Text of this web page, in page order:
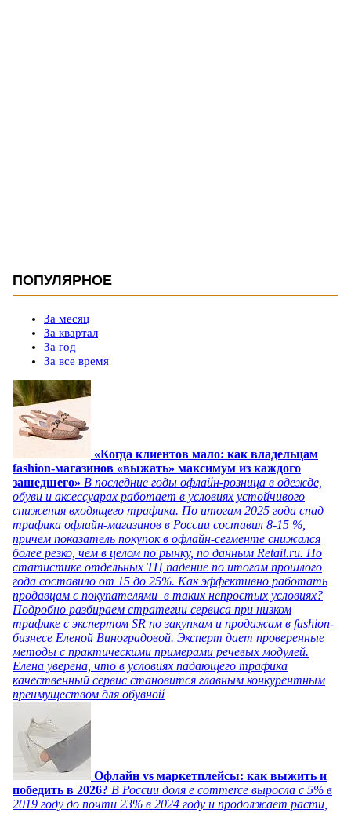
ПОПУЛЯРНОЕ
За месяц
За квартал
За год
За все время
«Когда клиентов мало: как владельцам
fashion-магазинов «выжать» максимум из каждого
зашедшего» В последние годы офлайн-розница в одежде,
обуви и аксессуарах работает в условиях устойчивого
снижения входящего трафика. По итогам 2025 года спад
трафика офлайн-магазинов в России составил 8-15 %,
причем показатель покупок в офлайн-сегменте снижался
более резко, чем в целом по рынку, по данным Retail.ru. По
статистике отдельных ТЦ падение по итогам прошлого
года составило от 15 до 25%. Как эффективно работать
продавцам с покупателями в таких непростых условиях?
Подробно разбираем стратегии сервиса при низком
трафике с экспертом SR по закупкам и продажам в fashion-
бизнесе Еленой Виноградовой. Эксперт дает проверенные
методы с практическими примерами речевых модулей.
Елена уверена, что в условиях падающего трафика
качественный сервис становится главным конкурентным
преимуществом для обувной
Офлайн vs маркетплейсы: как выжить и
победить в 2026? В России доля e commerce выросла с 5% в
2019 году до почти 23% в 2024 году и продолжает расти,